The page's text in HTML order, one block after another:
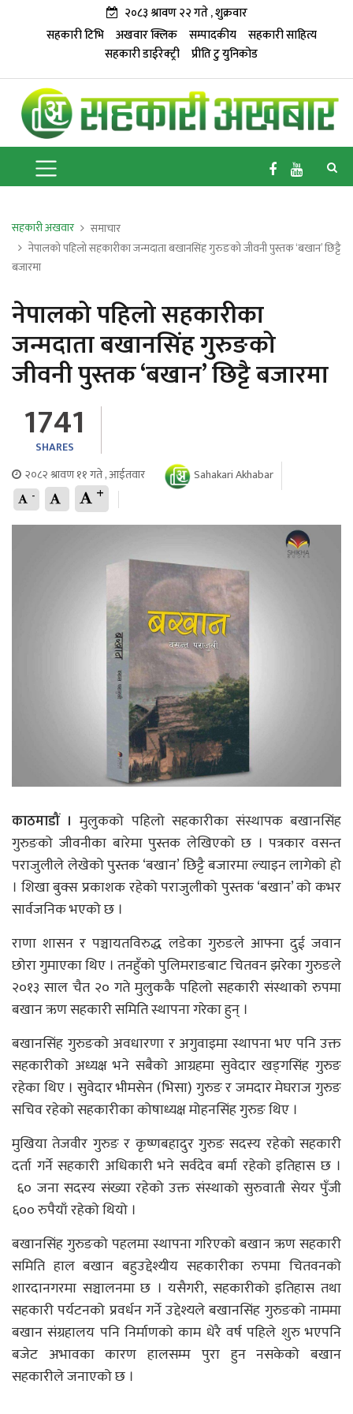
२०८३ श्रावण २२ गते , शुक्रवार
सहकारी टिभि
अखवार क्लिक सम्पादकीय
सहकारी साहित्य
सहकारी डाईरेक्ट्री प्रीति टु युनिकोड
सहकारी अखवार
समाचार
नेपालको पहिलो सहकारीका जन्मदाता बखानसिंह गुरुङको जीवनी पुस्तक ‘बखान’ छिट्टै
बजारमा
नेपालको पहिलो सहकारीका
जन्मदाता बखानसिंह गुरुङको
जीवनी पुस्तक ‘बखान’ छिट्टै बजारमा
1741
SHARES
२०८२ श्रावण ११ गते , आईतवार
Sahakari Akhabar
- +
काठमाडौं । मुलुकको पहिलो सहकारीका संस्थापक बखानसिंह
गुरुङको जीवनीका बारेमा पुस्तक लेखिएको छ । पत्रकार वसन्त
पराजुलीले लेखेको पुस्तक ‘बखान’ छिट्टै बजारमा ल्याइन लागेको हो
। शिखा बुक्स प्रकाशक रहेको पराजुलीको पुस्तक ‘बखान’ को कभर
सार्वजनिक भएको छ ।
राणा शासन र पञ्चायतविरुद्ध लडेका गुरुङले आफ्ना दुई जवान
छोरा गुमाएका थिए । तनहुँको पुलिमराङबाट चितवन झरेका गुरुङले
२०१३ साल चैत २० गते मुलुककै पहिलो सहकारी संस्थाको रुपमा
बखान ऋण सहकारी समिति स्थापना गरेका हुन् ।
बखानसिंह गुरुङको अवधारणा र अगुवाइमा स्थापना भए पनि उक्त
सहकारीको अध्यक्ष भने सबैको आग्रहमा सुवेदार खड्गसिंह गुरुङ
रहेका थिए । सुवेदार भीमसेन (भिसा) गुरुङ र जमदार मेघराज गुरुङ
सचिव रहेको सहकारीका कोषाध्यक्ष मोहनसिंह गुरुङ थिए ।
मुखिया तेजवीर गुरुङ र कृष्णबहादुर गुरुङ सदस्य रहेको सहकारी
दर्ता गर्ने सहकारी अधिकारी भने सर्वदेव बर्मा रहेको इतिहास छ ।
६० जना सदस्य संख्या रहेको उक्त संस्थाको सुरुवाती सेयर पुँजी
६०० रुपैयाँ रहेको थियो ।
बखानसिंह गुरुङको पहलमा स्थापना गरिएको बखान ऋण सहकारी
समिति हाल बखान बहुउद्देश्यीय सहकारीका रुपमा चितवनको
शारदानगरमा सञ्चालनमा छ । यसैगरी, सहकारीको इतिहास तथा
सहकारी पर्यटनको प्रवर्धन गर्ने उद्देश्यले बखानसिंह गुरुङको नाममा
बखान संग्रहालय पनि निर्माणको काम धेरै वर्ष पहिले शुरु भएपनि
बजेट अभावका कारण हालसम्म पुरा हुन नसकेको बखान
सहकारीले जनाएको छ ।